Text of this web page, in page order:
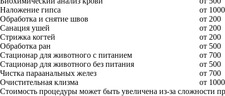
Наложение гипса
от 1000
Обработка и снятие швов
от 200
Санация ушей
от 200
Стрижка когтей
от 200
Обработка ран
от 500
Стационар для животного с питанием
от 700
Стационар для животного без питания
от 500
Чистка параанальных желез
от 700
Очистительная клизма
от 1000
Стоимость процедуры может быть увеличена из-за сложности